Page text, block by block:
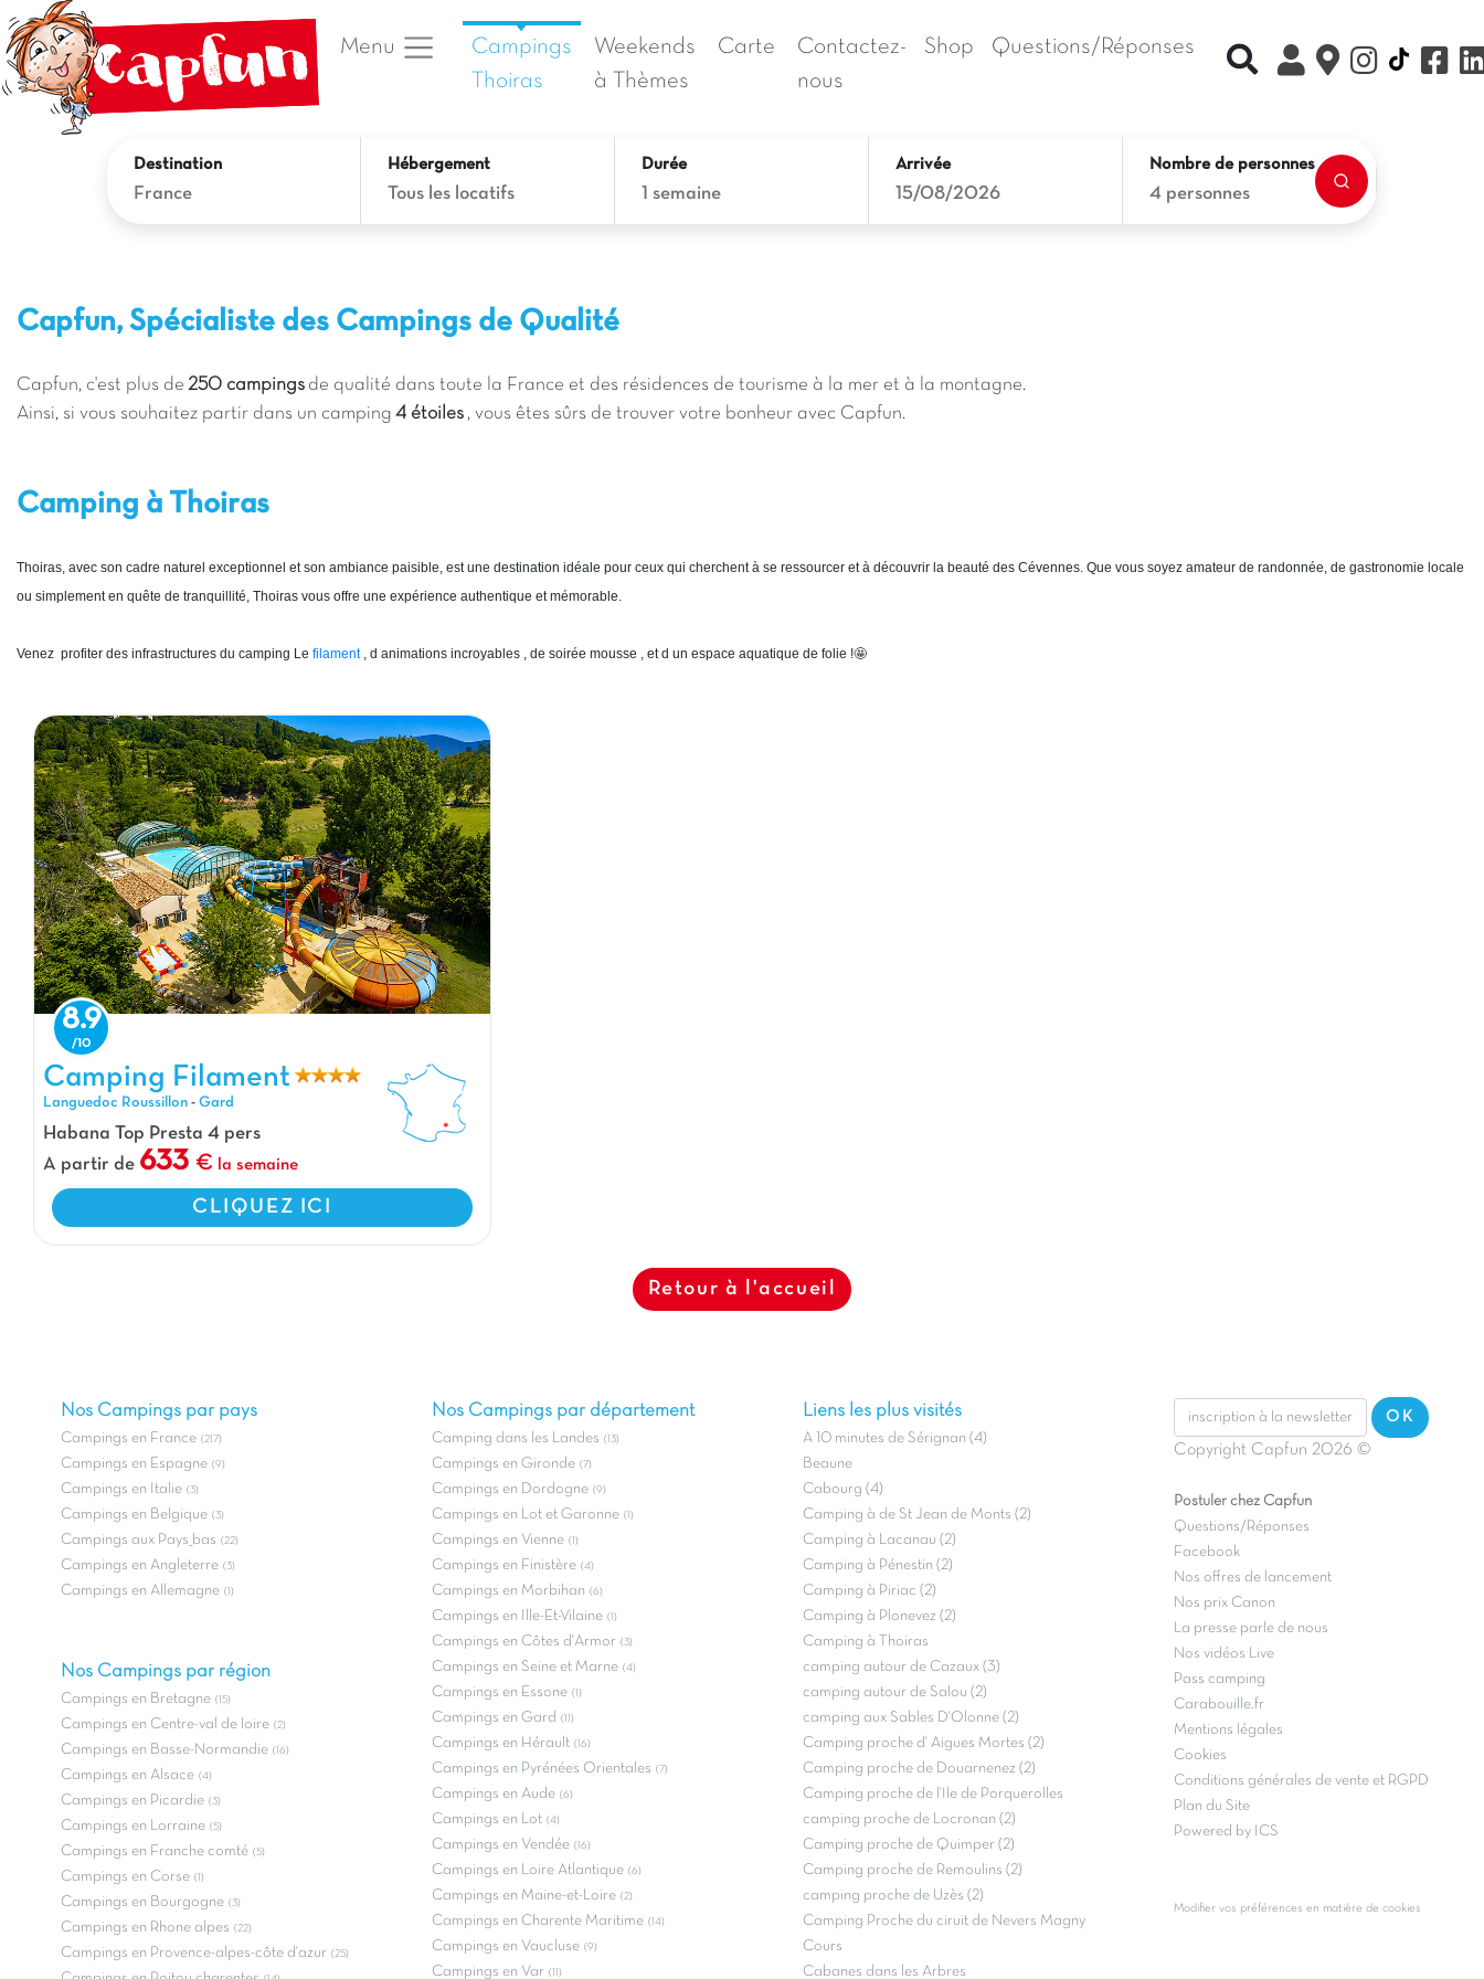
Menu
Campings
Thoiras
Weekends
à Thèmes
Carte
Contactez-
nous
Shop Questions/Réponses
Recherche rapide
Destination
France
Hébergement
Tous les locatifs
Durée
1 semaine
Arrivée
15/08/2026
Nombre de personnes
4 personnes
Capfun, Spécialiste des Campings de Qualité
Capfun, c'est plus de 250 campings de qualité dans toute la France et des résidences de tourisme à la mer et à la montagne.
Ainsi, si vous souhaitez partir dans un camping 4 étoiles , vous êtes sûrs de trouver votre bonheur avec Capfun.
Camping à Thoiras
Thoiras, avec son cadre naturel exceptionnel et son ambiance paisible, est une destination idéale pour ceux qui cherchent à se ressourcer et à découvrir la beauté des Cévennes. Que vous soyez amateur de randonnée, de gastronomie locale
ou simplement en quête de tranquillité, Thoiras vous offre une expérience authentique et mémorable.
Venez profiter des infrastructures du camping Le filament, d animations incroyables , de soirée mousse , et d un espace aquatique de folie !🤩
Camping Filament, Camping Languedoc Roussillon
8.9
Camping Filament
Languedoc Roussillon - Gard
Habana Top Presta 4 pers
A partir de 633 la semaine
CLIQUEZ ICI
Retour à l'accueil
Nos Campings par pays
Campings en France (217)
Campings en Espagne (9)
Campings en Italie (3)
Campings en Belgique (3)
Campings aux Pays_bas (22)
Campings en Angleterre (3)
Campings en Allemagne (1)
Nos Campings par région
Campings en Bretagne (15)
Campings en Centre-val de loire (2)
Campings en Basse-Normandie (16)
Campings en Alsace (4)
Campings en Picardie (3)
Campings en Lorraine (5)
Campings en Franche comté (5)
Campings en Corse (1)
Campings en Bourgogne (3)
Campings en Rhone alpes (22)
Campings en Provence-alpes-côte d'azur (25)
Nos Campings par département
Camping dans les Landes (13)
Campings en Gironde (7)
Campings en Dordogne (9)
Campings en Lot et Garonne (1)
Campings en Vienne (1)
Campings en Finistère (4)
Campings en Morbihan (6)
Campings en Ille-Et-Vilaine (1)
Campings en Côtes d'Armor (3)
Campings en Seine et Marne (4)
Campings en Essone (1)
Campings en Gard (11)
Campings en Hérault (16)
Campings en Pyrénées Orientales (7)
Campings en Aude (6)
Campings en Lot (4)
Campings en Vendée (16)
Campings en Loire Atlantique (6)
Campings en Maine-et-Loire (2)
Campings en Charente Maritime (14)
Campings en Vaucluse (9)
Campings en Var (11)
Liens les plus visités
A 10 minutes de Sérignan (4)
Beaune
Cabourg (4)
Camping à de St Jean de Monts (2)
Camping à Lacanau (2)
Camping à Pénestin (2)
Camping à Piriac (2)
Camping à Plonevez (2)
Camping à Thoiras
camping autour de Cazaux (3)
camping autour de Salou (2)
camping aux Sables D'Olonne (2)
Camping proche d' Aigues Mortes (2)
Camping proche de Douarnenez (2)
Camping proche de l'Ile de Porquerolles
camping proche de Locronan (2)
Camping proche de Quimper (2)
Camping proche de Remoulins (2)
camping proche de Uzès (2)
Camping Proche du ciruit de Nevers Magny
Cours
Cabanes dans les Arbres
OK
Copyright Capfun 2026 ©
Postuler chez Capfun
Questions/Réponses
Facebook
Nos offres de lancement
Nos prix Canon
La presse parle de nous
Nos vidéos Live
Pass camping
Carabouille.fr
Mentions légales
Cookies
Conditions générales de vente et RGPD
Plan du Site
Powered by ICS
Modifier vos préférences en matière de cookies